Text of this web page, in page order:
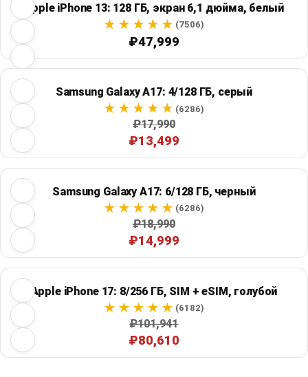
Apple iPhone 13: 128 ГБ, экран 6,1 дюйма, белый
(7506)
₽47,999
Samsung Galaxy A17: 4/128 ГБ, серый
(6286)
₽17,990
₽13,499
Samsung Galaxy A17: 6/128 ГБ, черный
(6286)
₽18,990
₽14,999
Apple iPhone 17: 8/256 ГБ, SIM + eSIM, голубой
(6182)
₽101,941
₽80,610